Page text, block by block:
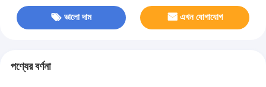
ভালো দাম এখন যোগাযোগ
পণ্যের বর্ণনা